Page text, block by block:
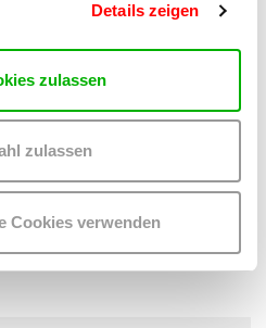
Details zeigen
zulassen
zulassen
Cookies verwenden